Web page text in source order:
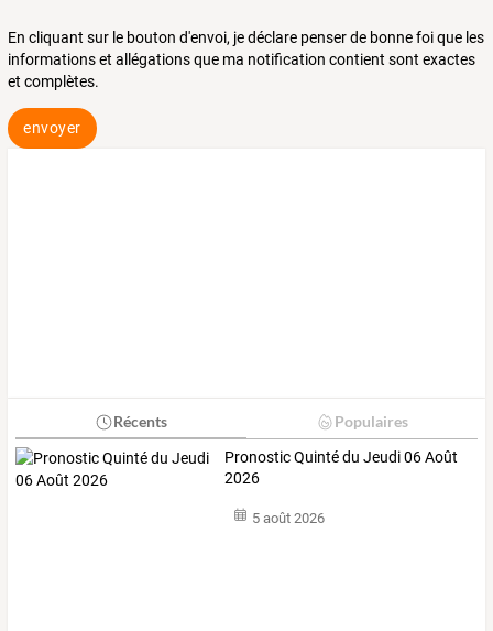
En cliquant sur le bouton d'envoi, je déclare penser de bonne foi que les
informations et allégations que ma notification contient sont exactes
et complètes.
envoyer
Récents Populaires
Pronostic Quinté du Jeudi 06 Août
2026
5 août 2026